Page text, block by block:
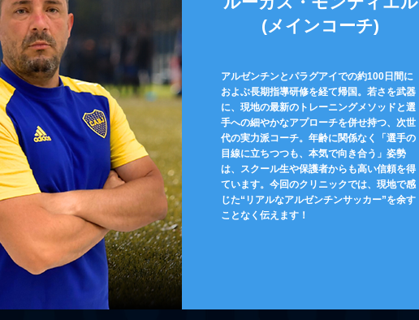
​(メインコーチ)
アルゼンチンとパラグアイでの約100日間に
およぶ長期指導研修を経て帰国。若さを武器
に、現地の最新のトレーニングメソッドと選
手への細やかなアプローチを併せ持つ、次世
代の実力派コーチ。年齢に関係なく「選手の
目線に立ちつつも、本気で向き合う」姿勢
は、スクール生や保護者からも高い信頼を得
ています。今回のクリニックでは、現地で感
じた“リアルなアルゼンチンサッカー”を余す
ことなく伝えます！